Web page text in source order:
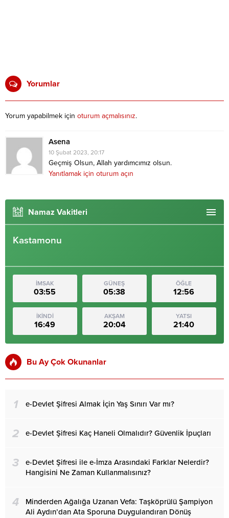
Yorumlar
Yorum yapabilmek için oturum açmalısınız.
Asena
10 Şubat 2023, 20:17
Geçmiş Olsun, Allah yardımcımız olsun.
Yanıtlamak için oturum açın
Namaz Vakitleri
Kastamonu
İMSAK
03:55
GÜNEŞ
05:38
ÖĞLE
12:56
İKİNDİ
16:49
AKŞAM
20:04
YATSI
21:40
Bu Ay Çok Okunanlar
1 e-Devlet Şifresi Almak İçin Yaş Sınırı Var mı?
2 e-Devlet Şifresi Kaç Haneli Olmalıdır? Güvenlik İpuçları
3
e-Devlet Şifresi ile e-İmza Arasındaki Farklar Nelerdir?
Hangisini Ne Zaman Kullanmalısınız?
4
Minderden Ağalığa Uzanan Vefa: Taşköprülü Şampiyon
Ali Aydın’dan Ata Sporuna Duygulandıran Dönüş